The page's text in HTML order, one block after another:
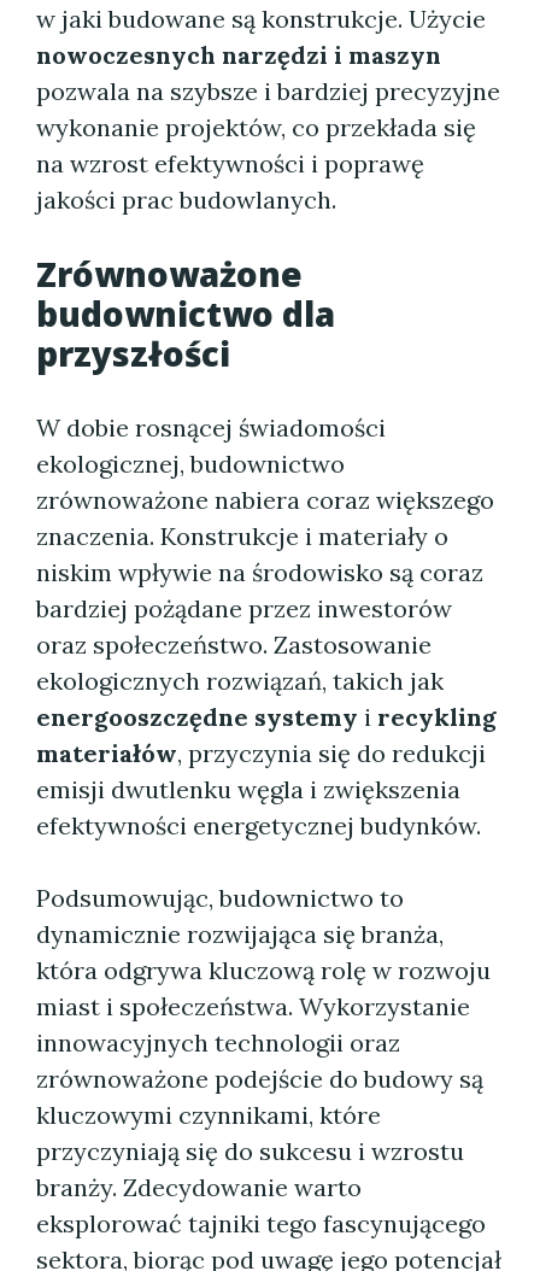
w jaki budowane są konstrukcje. Użycie
nowoczesnych narzędzi i maszyn
pozwala na szybsze i bardziej precyzyjne
wykonanie projektów, co przekłada się
na wzrost efektywności i poprawę
jakości prac budowlanych.
Zrównoważone
budownictwo dla
przyszłości
W dobie rosnącej świadomości
ekologicznej, budownictwo
zrównoważone nabiera coraz większego
znaczenia. Konstrukcje i materiały o
niskim wpływie na środowisko są coraz
bardziej pożądane przez inwestorów
oraz społeczeństwo. Zastosowanie
ekologicznych rozwiązań, takich jak
energooszczędne systemy i recykling
materiałów, przyczynia się do redukcji
emisji dwutlenku węgla i zwiększenia
efektywności energetycznej budynków.
Podsumowując, budownictwo to
dynamicznie rozwijająca się branża,
która odgrywa kluczową rolę w rozwoju
miast i społeczeństwa. Wykorzystanie
innowacyjnych technologii oraz
zrównoważone podejście do budowy są
kluczowymi czynnikami, które
przyczyniają się do sukcesu i wzrostu
branży. Zdecydowanie warto
eksplorować tajniki tego fascynującego
sektora, biorąc pod uwagę jego potencjał